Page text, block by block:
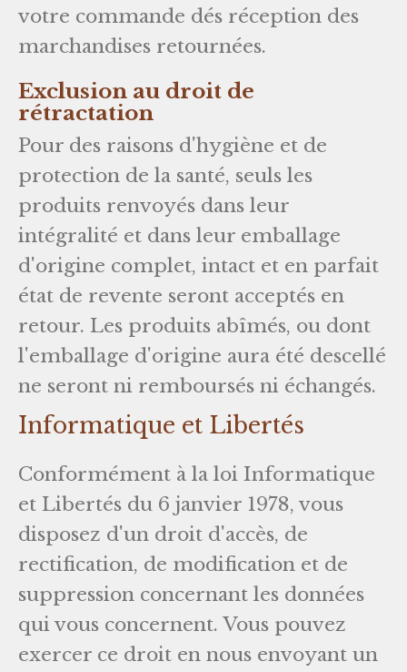
votre commande dés réception des
marchandises retournées.
Exclusion au droit de
rétractation
Pour des raisons d'hygiène et de
protection de la santé, seuls les
produits renvoyés dans leur
intégralité et dans leur emballage
d'origine complet, intact et en parfait
état de revente seront acceptés en
retour. Les produits abîmés, ou dont
l'emballage d'origine aura été descellé
ne seront ni remboursés ni échangés.
Informatique et Libertés
Conformément à la loi Informatique
et Libertés du 6 janvier 1978, vous
disposez d'un droit d'accès, de
rectification, de modification et de
suppression concernant les données
qui vous concernent. Vous pouvez
exercer ce droit en nous envoyant un